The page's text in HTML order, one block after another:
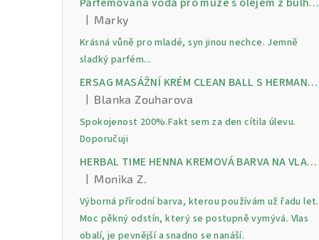
Hodnocení produktu je 5 z 5 hvězdiček.
Marky
Krásná vůně pro mladé, syn jinou nechce. Jemně
sladký parfém...
ERSAG MASÁŽNÍ KRÉM CLEAN BALL S HERMANKEM A MENTOLEM pro úlevu od bolesti, otoků a napětí ve svalech
Hodnocení produktu je 5 z 5 hvězdiček.
Blanka Zouharova
Spokojenost 200%.Fakt sem za den cítila úlevu.
Doporučuji
HERBAL TIME HENNA KREMOVÁ BARVA NA VLASY 9 Lilek 75 ml
Hodnocení produktu je 5 z 5 hvězdiček.
Monika Z.
Výborná přírodní barva, kterou používám už řadu let.
Moc pěkný odstín, který se postupně vymývá. Vlas
obalí, je pevnější a snadno se nanáší.